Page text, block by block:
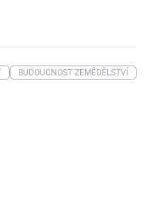
BUDOUCNOST ZEMĚDĚLSTVÍ